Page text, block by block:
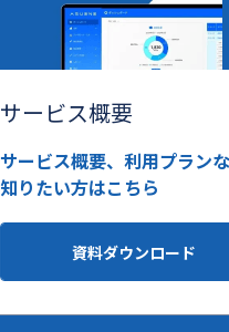
サービス概要
サービス概要、利用プラン
知りたい方はこちら
資料ダウンロード